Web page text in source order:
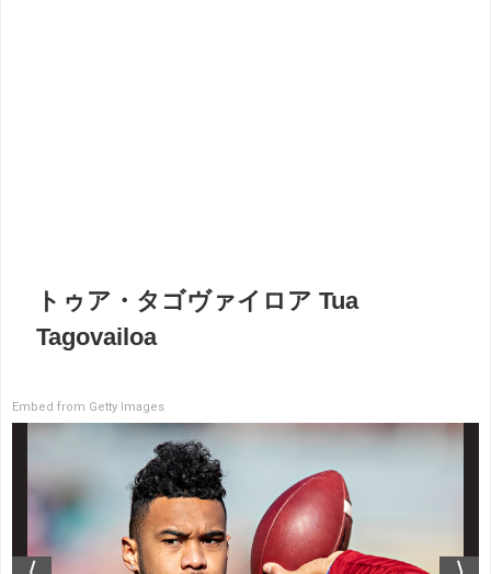
トゥア・タゴヴァイロア Tua
Tagovailoa
Embed from Getty Images